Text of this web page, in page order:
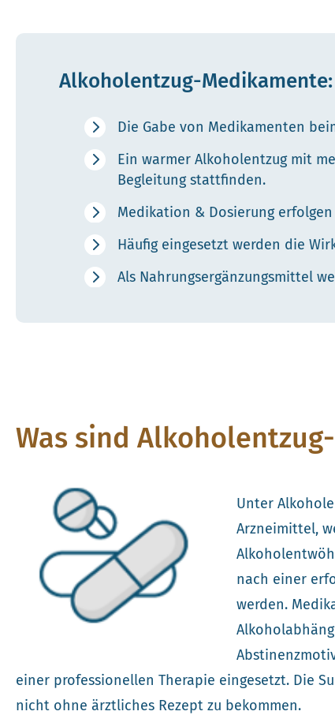
Alkoholentzug-
Die Gabe von Medikamenten
Ein warmer Alkoholentzug mit
Begleitung stattfinden.
Medikation & Dosierung
Häufig eingesetzt werden die
Als Nahrungsergänzungsmittel
Was sind
Unter
Arzneimittel,
nach einer
werden.
einer professionellen Therapie eingesetzt. Die
nicht ohne ärztliches Rezept zu bekommen.